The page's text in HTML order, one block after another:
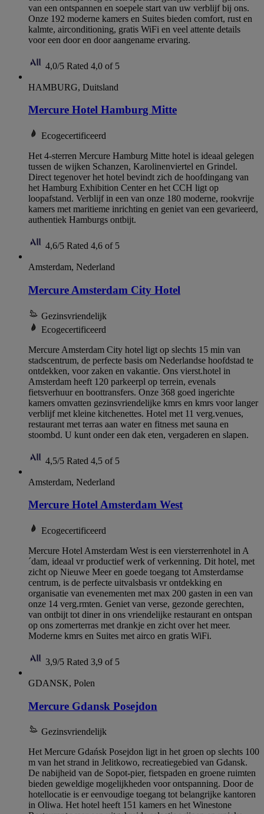
van een ontspannen en soepele start van uw verblijf bij ons.
Onze 192 moderne kamers en Suites bieden comfort, rust en
kalmte, airconditioning, gratis WiFi en veel attente details
voor een door en door aangename ervaring.
4,0/5 Rated 4,0 of 5
HAMBURG, Duitsland
Mercure Hotel Hamburg Mitte
Ecogecertificeerd
Het 4-sterren Mercure Hamburg Mitte hotel is ideaal gelegen
tussen de wijken Schanzen, Karolinenviertel en Grindel.
Direct tegenover het hotel bevindt zich de hoofdingang van
het Hamburg Exhibition Center en het CCH ligt op
loopafstand. Verblijf in een van onze 180 moderne, rookvrije
kamers met maritieme inrichting en geniet van een gevarieerd,
authentiek Hamburgs ontbijt.
4,6/5 Rated 4,6 of 5
Amsterdam, Nederland
Mercure Amsterdam City Hotel
Gezinsvriendelijk
Ecogecertificeerd
Mercure Amsterdam City hotel ligt op slechts 15 min van
stadscentrum, de perfecte basis om Nederlandse hoofdstad te
ontdekken, voor zaken en vakantie. Ons vierst.hotel in
Amsterdam heeft 120 parkeerpl op terrein, evenals
fietsverhuur en boottransfers. Onze 368 goed ingerichte
kamers omvatten gezinsvriendelijke kmrs en kmrs voor langer
verblijf met kleine kitchenettes. Hotel met 11 verg.venues,
restaurant met terras aan water en fitness met sauna en
stoombd. U kunt onder een dak eten, vergaderen en slapen.
4,5/5 Rated 4,5 of 5
Amsterdam, Nederland
Mercure Hotel Amsterdam West
Ecogecertificeerd
Mercure Hotel Amsterdam West is een viersterrenhotel in A
´dam, ideaal vr productief werk of verkenning. Dit hotel, met
zicht op Nieuwe Meer en goede toegang tot Amsterdamse
centrum, is de perfecte uitvalsbasis vr ontdekking en
organisatie van evenementen met max 200 gasten in een van
onze 14 verg.rmten. Geniet van verse, gezonde gerechten,
van ontbijt tot diner in ons vriendelijke restaurant en ontspan
op ons zomerterras met drankje en zicht over het meer.
Moderne kmrs en Suites met airco en gratis WiFi.
3,9/5 Rated 3,9 of 5
GDANSK, Polen
Mercure Gdansk Posejdon
Gezinsvriendelijk
Het Mercure Gdańsk Posejdon ligt in het groen op slechts 100
m van het strand in Jelitkowo, recreatiegebied van Gdansk.
De nabijheid van de Sopot-pier, fietspaden en groene ruimten
bieden geweldige mogelijkheden voor ontspanning. Door de
hotellocatie is er eenvoudige toegang tot belangrijke kantoren
in Oliwa. Het hotel heeft 151 kamers en het Winestone